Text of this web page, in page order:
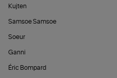
Kujten
Samsoe Samsoe
Soeur
Ganni
Éric Bompard